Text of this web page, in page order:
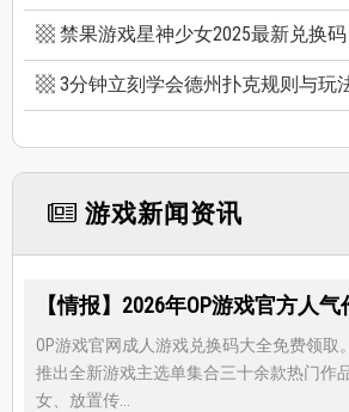
禁果游戏星神少女2025最新兑换
3分钟立刻学会德州扑克规则与玩
游戏新闻资讯
OP游戏官网成人游戏兑换码大全免费领取
推出全新游戏主选单集合三十余款热门作
女、放置传...